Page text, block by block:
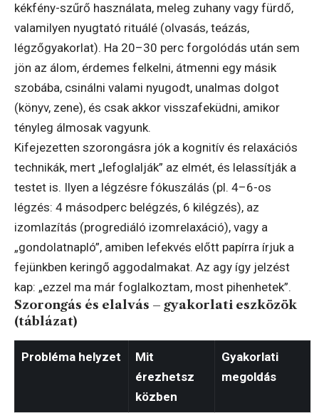
kékfény-szűrő használata, meleg zuhany vagy fürdő,
valamilyen nyugtató rituálé (olvasás, teázás,
légzőgyakorlat). Ha 20–30 perc forgolódás után sem
jön az álom, érdemes felkelni, átmenni egy másik
szobába, csinálni valami nyugodt, unalmas dolgot
(könyv, zene), és csak akkor visszafeküdni, amikor
tényleg álmosak vagyunk.
Kifejezetten szorongásra jók a kognitív és relaxációs
technikák, mert „lefoglalják” az elmét, és lelassítják a
testet is. Ilyen a légzésre fókuszálás (pl. 4–6-os
légzés: 4 másodperc belégzés, 6 kilégzés), az
izomlazítás (progrediáló izomrelaxáció), vagy a
„gondolatnapló”, amiben lefekvés előtt papírra írjuk a
fejünkben keringő aggodalmakat. Az agy így jelzést
kap: „ezzel ma már foglalkoztam, most pihenhetek”.
Szorongás és elalvás – gyakorlati eszközök
(táblázat)
Probléma helyzet
Mit
érezhetsz
közben
Gyakorlati
megoldás